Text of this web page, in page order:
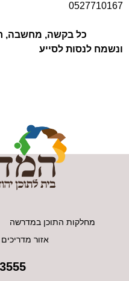
0527710167
כל בקשה, מחשבה, רעיון
ונשמח לנסות לסייע
מחלקות התוכן במדרשה
אזור מדריכים